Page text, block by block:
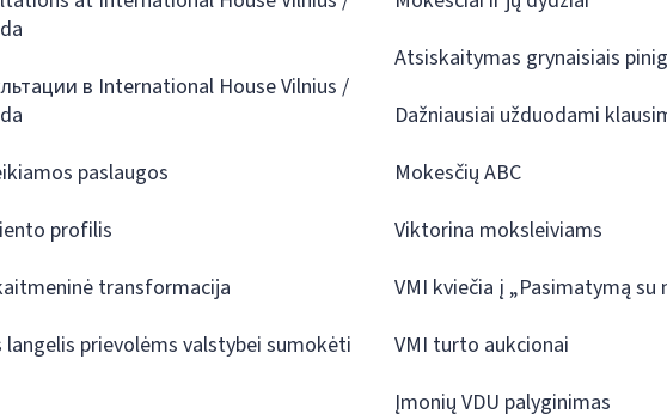
в International House Vilnius /
paslaugos
profilis
transformacija
langelis prievolėms valstybei sumokėti
Atsiskaitymas grynaisiais
Dažniausiai užduodami
Mokesčių ABC
Viktorina moksleiviams
VMI kviečia į „Pasimatymą su
VMI turto aukcionai
Įmonių VDU palyginimas